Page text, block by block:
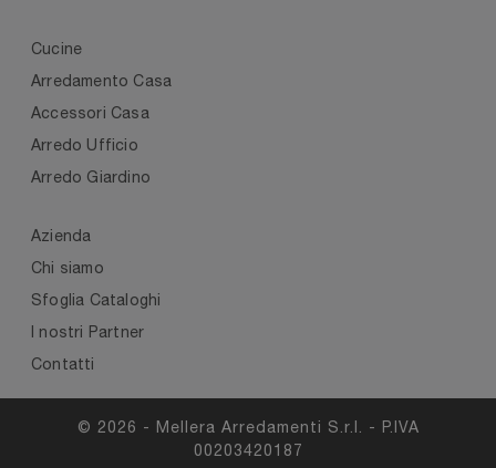
Cucine
Arredamento Casa
Accessori Casa
Arredo Ufficio
Arredo Giardino
Azienda
Chi siamo
Sfoglia Cataloghi
I nostri Partner
Contatti
© 2026 - Mellera Arredamenti S.r.l. - P.IVA
00203420187